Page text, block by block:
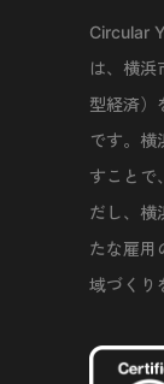
Circular
は、横浜
型経済）
です。横
すことで
だし、横
たな雇用
域づくり